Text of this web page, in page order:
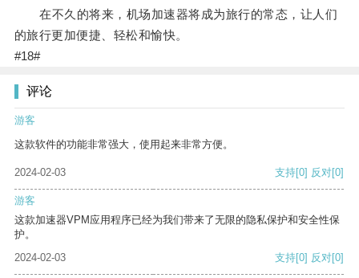
在不久的将来，机场加速器将成为旅行的常态，让人们
的旅行更加便捷、轻松和愉快。
#18#
评论
游客
这款软件的功能非常强大，使用起来非常方便。
2024-02-03 支持[0] 反对[0]
游客
这款加速器VPM应用程序已经为我们带来了无限的隐私保护和安全性保
护。
2024-02-03
支持[0] 反对[0]